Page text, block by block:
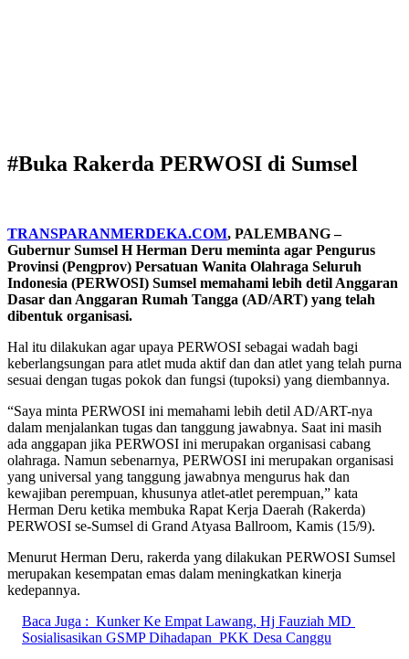
#Buka Rakerda PERWOSI di Sumsel
TRANSPARANMERDEKA.COM, PALEMBANG –
Gubernur Sumsel H Herman Deru meminta agar Pengurus
Provinsi (Pengprov) Persatuan Wanita Olahraga Seluruh
Indonesia (PERWOSI) Sumsel memahami lebih detil Anggaran
Dasar dan Anggaran Rumah Tangga (AD/ART) yang telah
dibentuk organisasi.
Hal itu dilakukan agar upaya PERWOSI sebagai wadah bagi
keberlangsungan para atlet muda aktif dan dan atlet yang telah purna
sesuai dengan tugas pokok dan fungsi (tupoksi) yang diembannya.
“Saya minta PERWOSI ini memahami lebih detil AD/ART-nya
dalam menjalankan tugas dan tanggung jawabnya. Saat ini masih
ada anggapan jika PERWOSI ini merupakan organisasi cabang
olahraga. Namun sebenarnya, PERWOSI ini merupakan organisasi
yang universal yang tanggung jawabnya mengurus hak dan
kewajiban perempuan, khusunya atlet-atlet perempuan,” kata
Herman Deru ketika membuka Rapat Kerja Daerah (Rakerda)
PERWOSI se-Sumsel di Grand Atyasa Ballroom, Kamis (15/9).
Menurut Herman Deru, rakerda yang dilakukan PERWOSI Sumsel
merupakan kesempatan emas dalam meningkatkan kinerja
kedepannya.
Baca Juga : Kunker Ke Empat Lawang, Hj Fauziah MD
Sosialisasikan GSMP Dihadapan PKK Desa Canggu